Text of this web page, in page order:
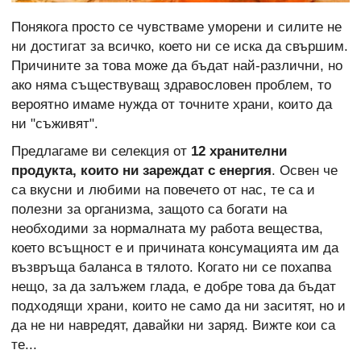
Понякога просто се чувстваме уморени и силите не
ни достигат за всичко, което ни се иска да свършим.
Причините за това може да бъдат най-различни, но
ако няма съществуващ здравословен проблем, то
вероятно имаме нужда от точните храни, които да
ни "съживят".
Предлагаме ви селекция от 12 хранителни
продукта, които ни зареждат с енергия. Освен че
са вкусни и любими на повечето от нас, те са и
полезни за организма, защото са богати на
необходими за нормалната му работа вещества,
което всъщност е и причината консумацията им да
възвръща баланса в тялото. Когато ни се похапва
нещо, за да залъжем глада, е добре това да бъдат
подходящи храни, които не само да ни заситят, но и
да не ни навредят, давайки ни заряд. Вижте кои са
те...